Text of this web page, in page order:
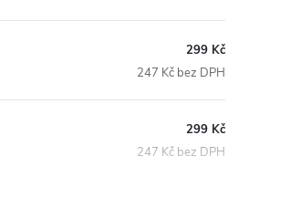
299 Kč
247 Kč bez DPH
299 Kč
247 Kč bez DPH